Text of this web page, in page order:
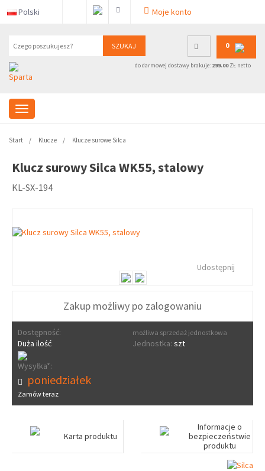
Polski Moje konto
SZUKAJ 0
do darmowej dostawy brakuje: 299.00ZŁ netto
Start Klucze Klucze surowe Silca
Klucz surowy Silca WK55, stalowy
KL-SX-194
Udostępnij
Zakup możliwy po zalogowaniu
Dostępność:
Duża ilość
możliwa sprzedaż jednostkowa
Jednostka: szt
Wysyłka*:
poniedziałek
Zamów teraz
Karta produktu
Informacje o
bezpieczeństwie
produktu